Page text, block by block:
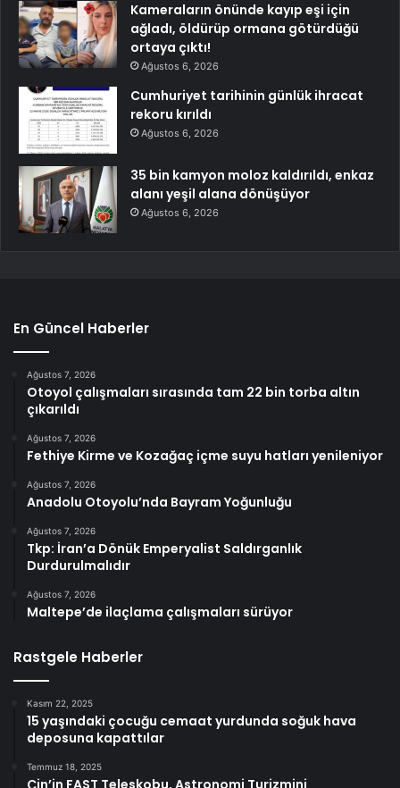
Kameraların önünde kayıp eşi için
ağladı, öldürüp ormana götürdüğü
ortaya çıktı!
Ağustos 6, 2026
Cumhuriyet tarihinin günlük ihracat
rekoru kırıldı
Ağustos 6, 2026
35 bin kamyon moloz kaldırıldı, enkaz
alanı yeşil alana dönüşüyor
Ağustos 6, 2026
En Güncel Haberler
Ağustos 7, 2026
Otoyol çalışmaları sırasında tam 22 bin torba altın
çıkarıldı
Ağustos 7, 2026
Fethiye Kirme ve Kozağaç içme suyu hatları yenileniyor
Ağustos 7, 2026
Anadolu Otoyolu’nda Bayram Yoğunluğu
Ağustos 7, 2026
Tkp: İran’a Dönük Emperyalist Saldırganlık
Durdurulmalıdır
Ağustos 7, 2026
Maltepe’de ilaçlama çalışmaları sürüyor
Rastgele Haberler
Kasım 22, 2025
15 yaşındaki çocuğu cemaat yurdunda soğuk hava
deposuna kapattılar
Temmuz 18, 2025